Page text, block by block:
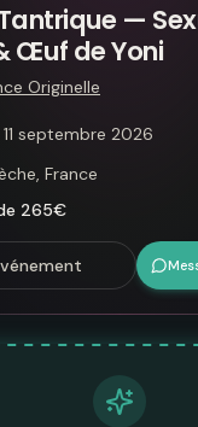
—
Œuf de Yoni
Originelle
septembre 2026
France
265€